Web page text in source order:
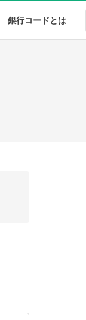
銀行コードとは